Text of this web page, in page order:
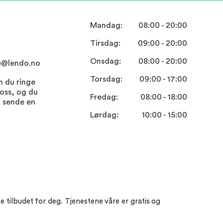
du ringe
og du
en
Mandag: 08:00 - 20:00
Tirsdag: 09:00 - 20:00
Onsdag: 08:00 - 20:00
Torsdag: 09:00 - 17:00
Fredag: 08:00 - 18:00
Lørdag: 10:00 - 15:00
tilbudet for deg. Tjenestene våre er gratis og